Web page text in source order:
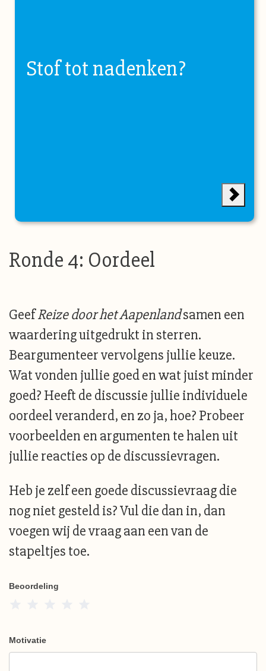
Stof tot nadenken?
Ronde 4: Oordeel
GeefReize door het Aapenlandsamen een
waardering uitgedrukt in sterren.
Beargumenteer vervolgens jullie keuze.
Wat vonden jullie goed en wat juist minder
goed? Heeft de discussie jullie individuele
oordeel veranderd, en zo ja, hoe? Probeer
voorbeelden en argumenten te halen uit
jullie reacties op de discussievragen.
Heb je zelf een goede discussievraag die
nog niet gesteld is? Vul die dan in, dan
voegen wij de vraag aan een van de
stapeltjes toe.
Beoordeling
Motivatie